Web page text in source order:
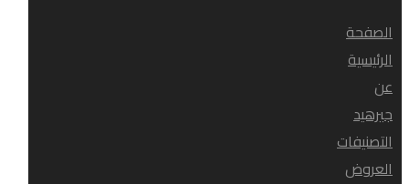
الصفحة
الرئيسية
عن
جيرهيد
التصنيفات
العروض